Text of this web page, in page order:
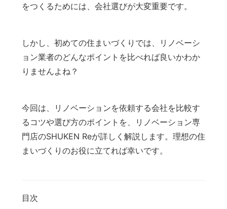
をつくるためには、会社選びが大変重要です。
しかし、初めての住まいづくりでは、リノベーシ
ョン業者のどんなポイントを比べれば良いかわか
りませんよね？
今回は、リノベーションを依頼する会社を比較す
るコツや選び方のポイントを、リノベーション専
門店のSHUKEN Reが詳しく解説します。理想の住
まいづくりのお役に立てれば幸いです。
目次